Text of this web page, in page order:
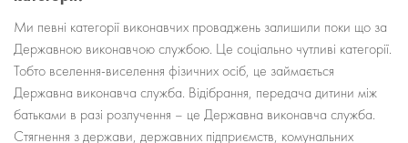
Ми певні категорії виконавчих проваджень залишили поки що за
Державною виконавчою службою. Це соціально чутливі категорії.
Тобто вселення-виселення фізичних осіб, це займається
Державна виконавча служба. Відібрання, передача дитини між
батьками в разі розлучення – це Державна виконавча служба.
Стягнення з держави, державних підприємств, комунальних